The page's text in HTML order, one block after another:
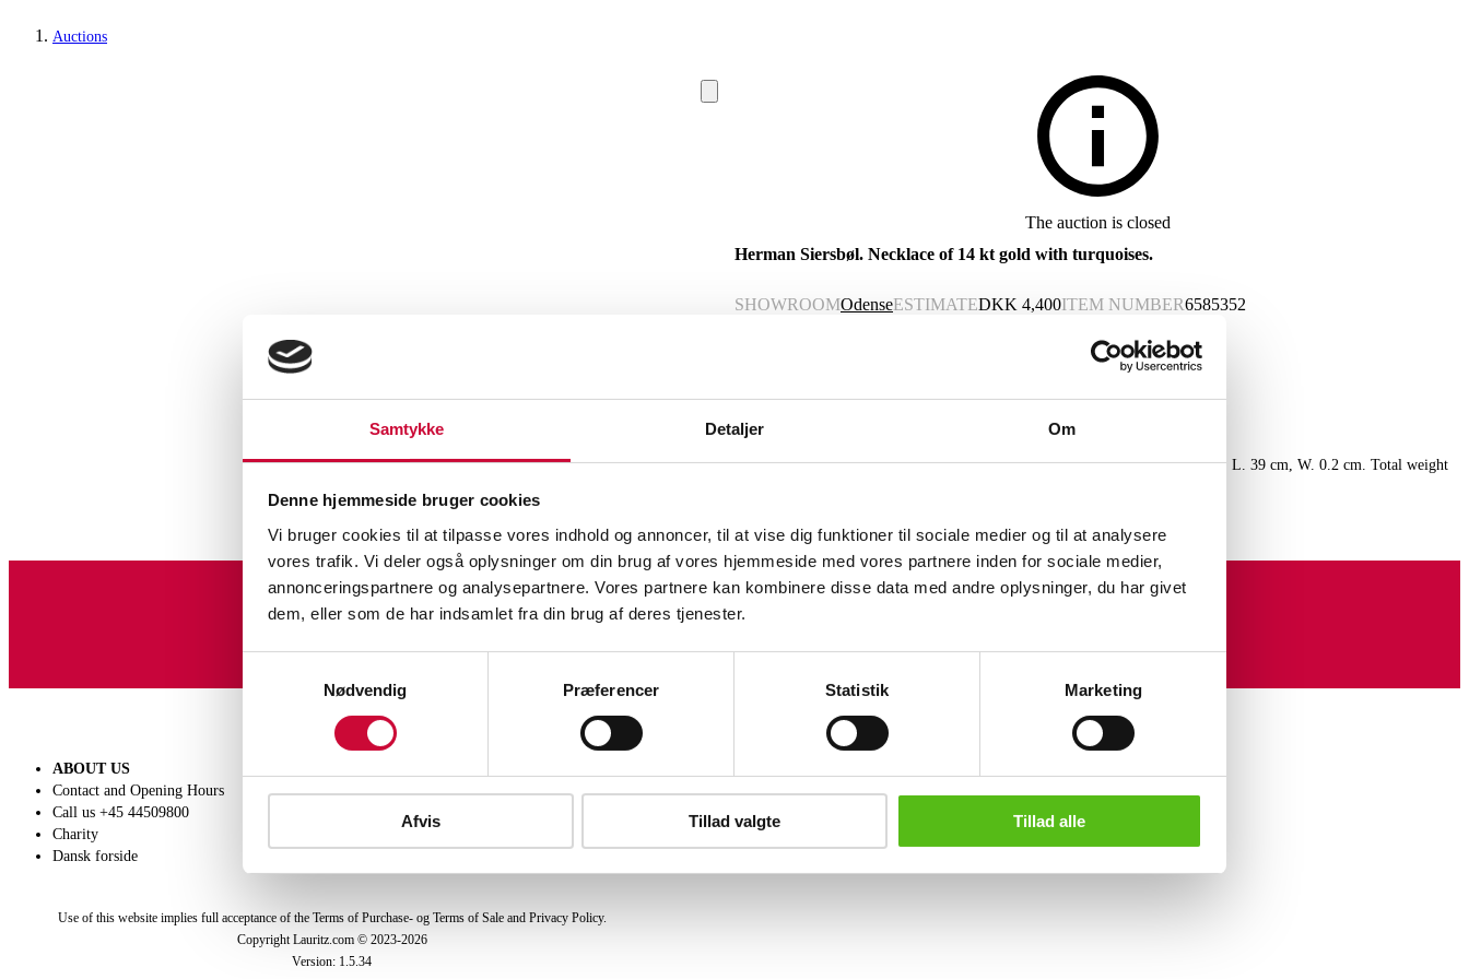
Samtykke Detaljer Om
Denne hjemmeside bruger cookies
Vi bruger cookies til at tilpasse vores indhold og annoncer, til at vise dig funktioner til sociale medier og til at analysere
vores trafik. Vi deler også oplysninger om din brug af vores hjemmeside med vores partnere inden for sociale medier,
annonceringspartnere og analysepartnere. Vores partnere kan kombinere disse data med andre oplysninger, du har givet
dem, eller som de har indsamlet fra din brug af deres tjenester.
Nødvendig
Præferencer Statistik Marketing
Afvis Tillad valgte Tillad alle
Auctions
The auction is closed
Herman Siersbøl. Necklace of 14 kt gold with turquoises.
SHOWROOMOdenseESTIMATEDKK 4,400ITEM NUMBER6585352
Herman Siersbøl. Necklace of 14 kt gold w/ green turquoises, stamped HS 585, L. 39 cm, W. 0.2 cm. Total weight
Similar lots
Sign up for our newsletter and receive news and offers directly in your email.
ABOUT US
Contact and Opening Hours
Call us +45 44509800
Charity
Dansk forside
Get a valuation
Shipping
Use of this website implies full acceptance of the Terms of Purchase- og Terms of Sale and Privacy Policy.
Copyright Lauritz.com © 2023-2026
Version: 1.5.34